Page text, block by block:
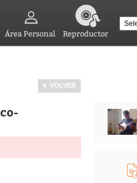
Área Personal Reproductor
VOLVER